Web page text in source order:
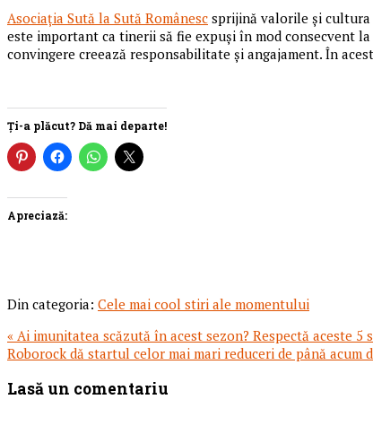
Asociaţia Sută la Sută Românesc sprijină valorile şi cultura
este important ca tinerii să fie expuşi în mod consecvent
convingere creează responsabilitate şi angajament. În
Ți-a plăcut? Dă mai departe!
Apreciază:
Din categoria: Cele mai cool stiri ale momentului
Articol
anterior:
« Ai imunitatea scăzută în acest sezon? Respectă aceste
Articolul
Roborock dă startul celor mai mari reduceri de până acum
Reader
Interactions
Lasă un comentariu